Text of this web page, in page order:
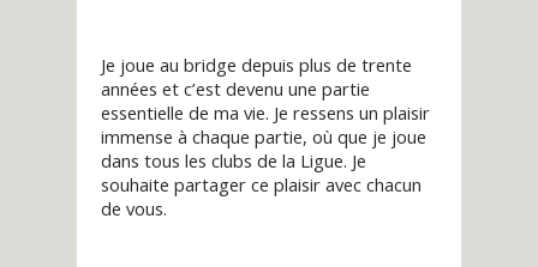
Je joue au bridge depuis plus de trente
années et c’est devenu une partie
essentielle de ma vie. Je ressens un plaisir
immense à chaque partie, où que je joue
dans tous les clubs de la Ligue. Je
souhaite partager ce plaisir avec chacun
de vous.